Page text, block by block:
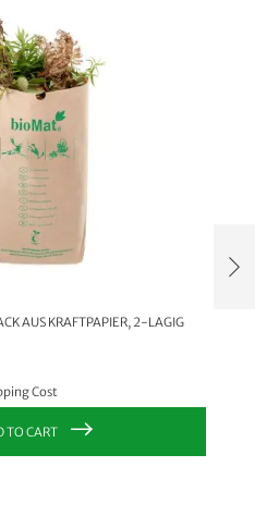
Cost
AUS KRAFTPAPIER, 2-LAGIG
TO CART